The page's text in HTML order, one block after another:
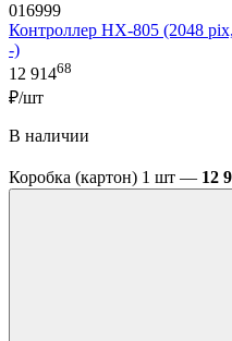
016999
Контроллер HX-805 (2048
-)
12 91468
₽/шт
В наличии
Коробка (картон) 1 шт — 12